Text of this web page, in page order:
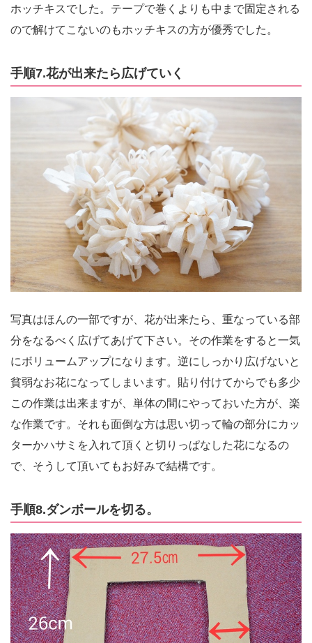
ホッチキスでした。テープで巻くよりも中まで固定される
ので解けてこないのもホッチキスの方が優秀でした。
手順7.花が出来たら広げていく
写真はほんの一部ですが、花が出来たら、重なっている部
分をなるべく広げてあげて下さい。その作業をすると一気
にボリュームアップになります。逆にしっかり広げないと
貧弱なお花になってしまいます。貼り付けてからでも多少
この作業は出来ますが、単体の間にやっておいた方が、楽
な作業です。それも面倒な方は思い切って輪の部分にカッ
ターかハサミを入れて頂くと切りっぱなした花になるの
で、そうして頂いてもお好みで結構です。
手順8.ダンボールを切る。